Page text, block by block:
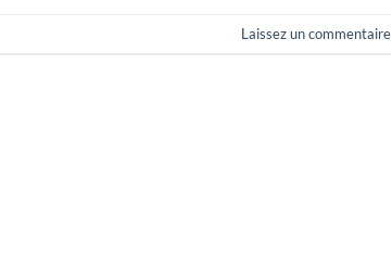
Laissez un commentaire